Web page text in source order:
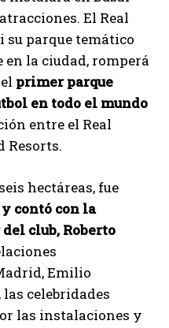
El Real
su parque temático
en la ciudad, romperá
primer parque
en todo el mundo
entre el Real
Resorts.
hectáreas, fue
contó con la
club, Roberto
Emilio
celebridades
las instalaciones y